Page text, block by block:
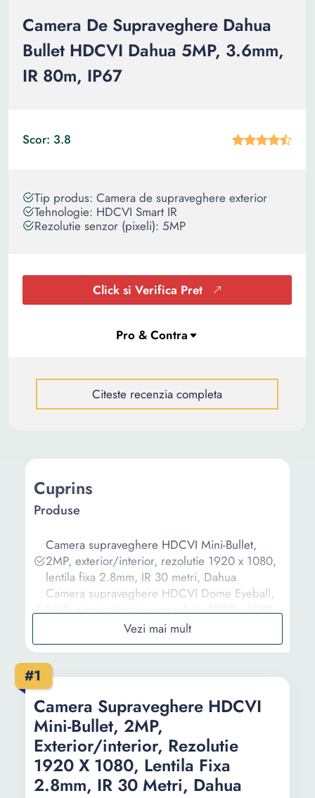
Camera De Supraveghere Dahua
Bullet HDCVI Dahua 5MP, 3.6mm,
IR 80m, IP67
Scor: 3.8
Tip produs: Camera de supraveghere exterior
Tehnologie: HDCVI Smart IR
Rezolutie senzor (pixeli): 5MP
Click si Verifica Pret
Citeste recenzia completa
#1
Camera Supraveghere HDCVI
Mini-Bullet, 2MP,
Exterior/interior, Rezolutie
1920 X 1080, Lentila Fixa
2.8mm, IR 30 Metri, Dahua
Cuprins
Produse
Camera supraveghere HDCVI Mini-Bullet,
2MP, exterior/interior, rezolutie 1920 x 1080,
lentila fixa 2.8mm, IR 30 metri, Dahua
Camera supraveghere HDCVI Dome Eyeball,
2MP, exterior/interior, rezolutie 1920 x 1080,
lentila fixa 2.8mm, IR 25 metri, Dahua
Camera de supraveghere Dahua Cooper
Series HAC-B1A21-0360B, 2MP HDCVI IR
Bullet Camera, 1080p, CMOS 1/2.7”, 3.6mm,
IR20m
Camera de supraveghere HDCVI Bullet 4K,
3.6mm, IR 80m, IP67, Dahua HAC-
HFW1800TL-A-0360B
Camera de supraveghere Dahua bullet
HDCVI Dahua 5MP, 3.6mm, IR 80m, IP67